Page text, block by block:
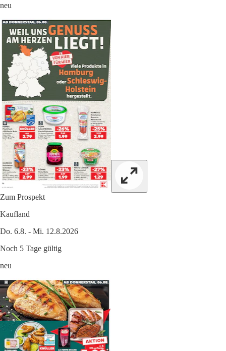
neu
Zum Prospekt
Kaufland
Do. 6.8. - Mi. 12.8.2026
Noch 5 Tage gültig
neu